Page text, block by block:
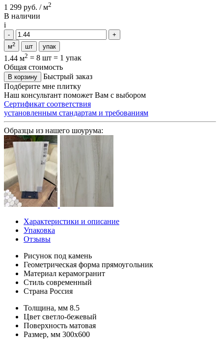
1 299 руб. / м2
В наличии
i
м2 шт упак
1.44 м2 = 8 шт = 1 упак
Общая стоимость
В корзину
Быстрый заказ
Подберите мне плитку
Наш консультант поможет Вам с выбором
Сертификат соответствия
установленным стандартам и требованиям
Образцы из нашего шоурума:
Характеристики и описание
Упаковка
Отзывы
Рисунок под камень
Геометрическая форма прямоугольник
Материал керамогранит
Стиль современный
Страна Россия
Толщина, мм 8.5
Цвет светло-бежевый
Поверхность матовая
Размер, мм 300х600